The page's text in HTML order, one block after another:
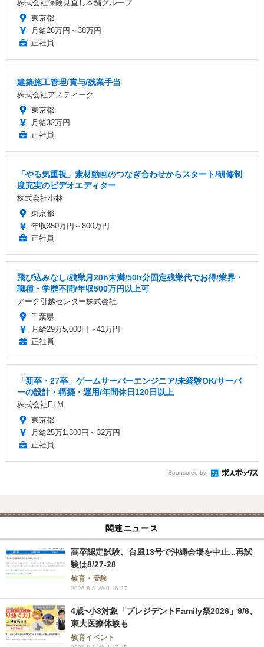
株式会社保険見直し本舗グループ
東京都
月給26万円～38万円
正社員
建築施工管理/賞与/残業手当
株式会社アスティーク
東京都
月給32万円
正社員
「やる気重視」素材動画のつなぎ合わせからスタート/研修制
度充実のビデオエディター
株式会社小林
東京都
年収350万円～800万円
正社員
飛び込みなし/残業月20h未満/50h分固定残業代でお得/業界・
職種・学歴不問/年収500万円以上可
アーク引越センター株式会社
千葉県
月給29万5,000円～41万円
正社員
「新卒・27卒」ゲームサーバーエンジニア/未経験OK/サーバ
ーの設計・構築・運用/年間休日120日以上
株式会社ELM
東京都
月給25万1,300円～32万円
正社員
Sponsored by
関連ニュース
高卒認定試験、台風13号で沖縄会場を中止...再試
験は8/27-28
教育・受験
2026.8.5 Wed 16:27
4歳~小3対象「プレジデントFamily祭2026」9/6、
東大医療体験も
教育イベント